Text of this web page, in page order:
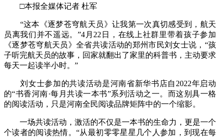
□本报全媒体记者 杜军
“这本《逐梦苍穹航天员》让我第一次真切感受到，航天
员离我们并不遥远。”4月22日，在线上社群里带着孩子参加
《逐梦苍穹航天员》全省共读活动的郑州市民刘女士说，“孩
子听完航天员的故事，回家就翻出了家里的科普书，主动要求
每天一起读半小时。”
刘女士参加的共读活动是河南省新华书店自2022年启动
的“书香河南·每月共读一本书”系列活动之一。而这别具一格
的阅读活动，只是河南全民阅读品牌矩阵中的一个缩影。
一场共读活动，激活的不仅是一本书的生命力，更是一个
个读者的阅读热情。“从最初零零星星几个人参加，到现在每